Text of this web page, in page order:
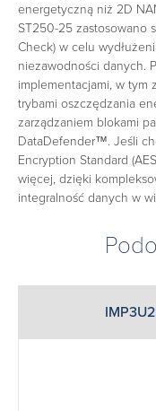
energetyczną niż 2D
ST250-25 zastosowano
Check) w celu
niezawodności danych.
implementacjami, w tym
trybami oszczędzania
zarządzaniem blokami
DataDefender™. Jeśli
Encryption Standard
więcej, dzięki
integralność danych w